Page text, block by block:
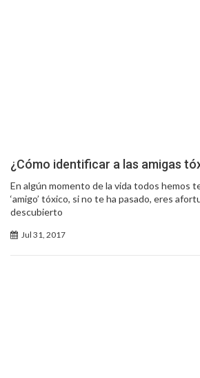
¿Cómo identificar a las amigas
En algún momento de la vida todos hemos
‘amigo’ tóxico, si no te ha pasado, eres
descubierto
Jul 31, 2017